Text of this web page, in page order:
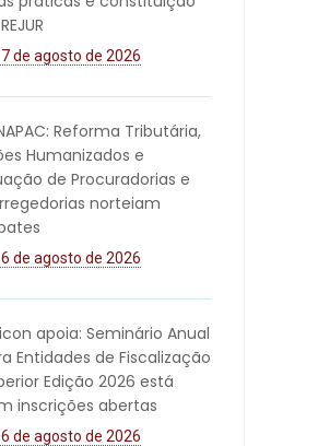
7 de agosto de 2026
Reforma Tributária,
Humanizados e
de Procuradorias e
norteiam
6 de agosto de 2026
apoia: Seminário Anual
Entidades de Fiscalização
Edição 2026 está
inscrições abertas
6 de agosto de 2026